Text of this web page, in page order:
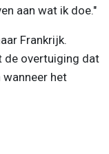
aan wat ik doe."
Frankrijk.
de overtuiging dat
het